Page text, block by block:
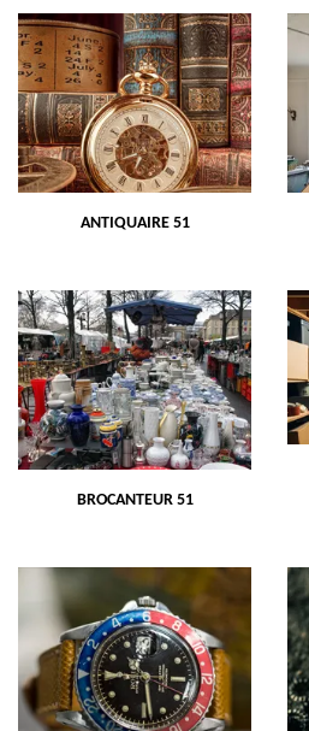
ANTIQUAIRE 51
BROCANTEUR 51